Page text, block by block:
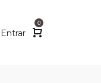
Entrar
0